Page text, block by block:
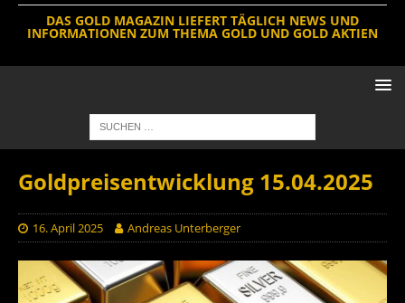
DAS GOLD MAGAZIN LIEFERT TÄGLICH NEWS UND
INFORMATIONEN ZUM THEMA GOLD UND GOLD AKTIEN
Goldpreisentwicklung 15.04.2025
16. April 2025 Andreas Unterberger